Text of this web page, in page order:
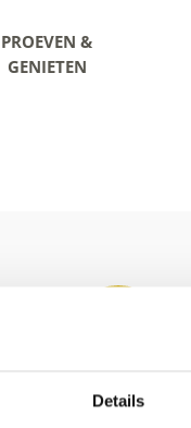
Details
PROEVEN &
GENIETEN